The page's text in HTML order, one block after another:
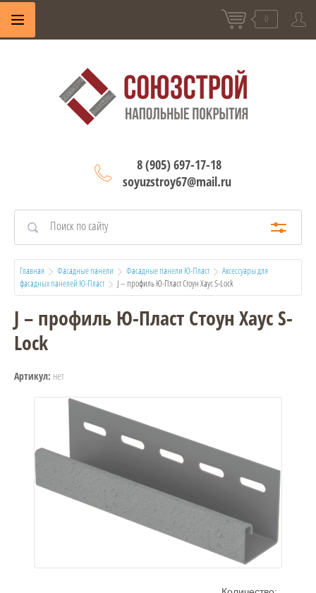
0
8 (905) 697-17-18
soyuzstroy67@mail.ru
Главная Фасадные панели Фасадные панели Ю-Пласт
Аксессуары для
фасадных панелей Ю-Пласт
  J – профиль Ю-Пласт Стоун Хаус S-Lock
J – профиль Ю-Пласт Стоун Хаус S-
Lock
Артикул: нет